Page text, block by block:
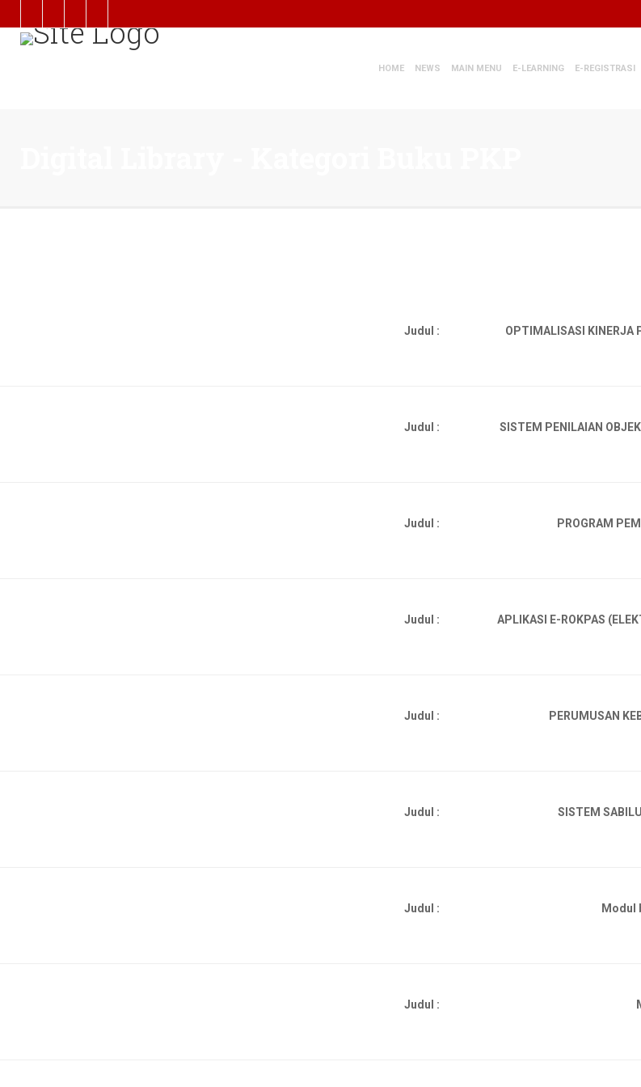
HOME NEWS MAIN MENU E-LEARNING E-REGISTRASI
Judul : OPTIMALISASI KINERJA
Judul : SISTEM PENILAIAN
Judul : PROGRAM
Judul : APLIKASI E-ROKPAS
Judul : PERUMUSAN
Judul : SISTEM
Judul : Modul
Judul :